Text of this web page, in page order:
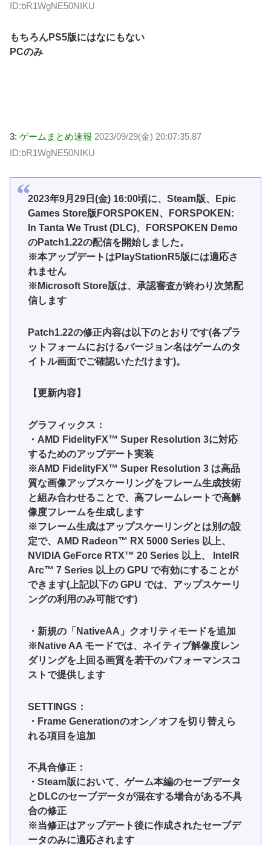
ID:bR1WgNE50NIKU
もちろんPS5版にはなにもない
PCのみ
3: ゲームまとめ速報 2023/09/29(金) 20:07:35.87
ID:bR1WgNE50NIKU
2023年9月29日(金) 16:00頃に、Steam版、Epic
Games Store版FORSPOKEN、FORSPOKEN:
In Tanta We Trust (DLC)、FORSPOKEN Demo
のPatch1.22の配信を開始しました。
※本アップデートはPlayStationR5版には適応さ
れません
※Microsoft Store版は、承認審査が終わり次第配
信します
Patch1.22の修正内容は以下のとおりです(各プラ
ットフォームにおけるバージョン名はゲームのタ
イトル画面でご確認いただけます)。
【更新内容】
グラフィックス：
・AMD FidelityFX™ Super Resolution 3に対応
するためのアップデート実装
※AMD FidelityFX™ Super Resolution 3 は高品
質な画像アップスケーリングをフレーム生成技術
と組み合わせることで、高フレームレートで高解
像度フレームを生成します
※フレーム生成はアップスケーリングとは別の設
定で、AMD Radeon™ RX 5000 Series 以上、
NVIDIA GeForce RTX™ 20 Series 以上、 IntelR
Arc™ 7 Series 以上の GPU で有効にすることが
できます(上記以下の GPU では、アップスケーリ
ングの利用のみ可能です)
・新規の「NativeAA」クオリティモードを追加
※Native AA モードでは、ネイティブ解像度レン
ダリングを上回る画質を若干のパフォーマンスコ
ストで提供します
SETTINGS：
・Frame Generationのオン／オフを切り替えら
れる項目を追加
不具合修正：
・Steam版において、ゲーム本編のセーブデータ
とDLCのセーブデータが混在する場合がある不具
合の修正
※当修正はアップデート後に作成されたセーブデ
ータのみに適応されます